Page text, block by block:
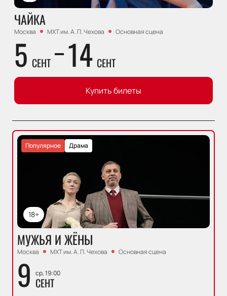
ЧАЙКА
Москва МХТ им. А. П. Чехова Основная сцена
5 СЕНТ 14 СЕНТ
Купить билеты
18+
Драма
Популярное
МУЖЬЯ И ЖЁНЫ
Москва МХТ им. А. П. Чехова Основная сцена
9 ср, 19:00
СЕНТ